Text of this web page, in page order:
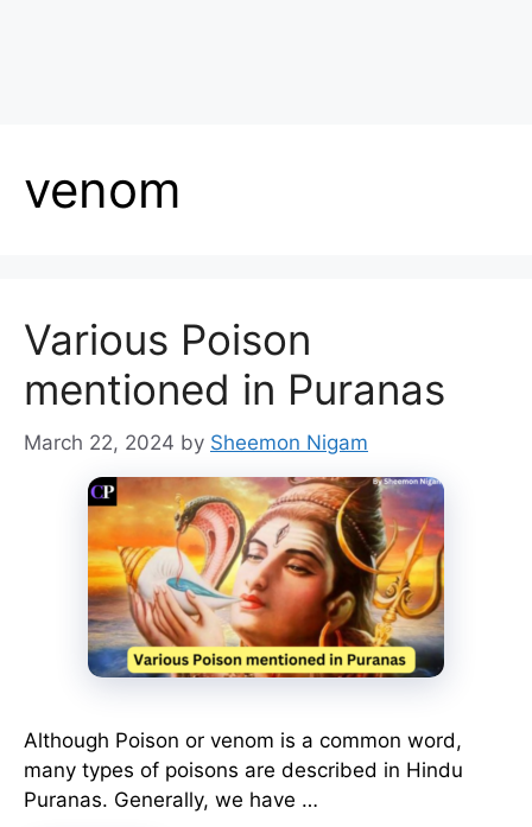
venom
Various Poison
mentioned in Puranas
March 22, 2024 by Sheemon Nigam
Although Poison or venom is a common word,
many types of poisons are described in Hindu
Puranas. Generally, we have …